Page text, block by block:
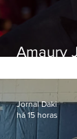
Amaury
viraram
Jornal Daki
há 15 horas